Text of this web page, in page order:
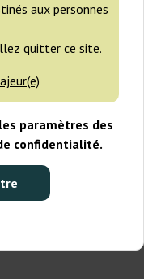
aux personnes
quitter ce site.
paramètres des
confidentialité.